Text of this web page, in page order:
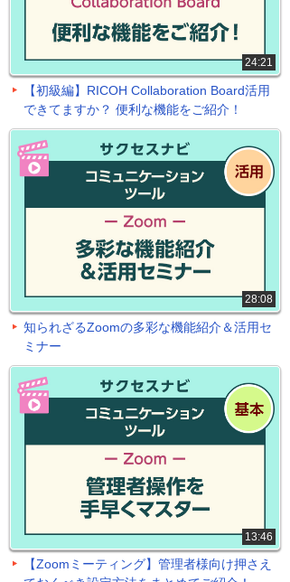
24:21
【初級編】RICOH Collaboration Board活用
できてますか？ 便利な機能をご紹介！
28:08
知られざるZoomの多彩な機能紹介＆活用セ
ミナー
13:46
【Zoomミーティング】管理者様向け押さえ